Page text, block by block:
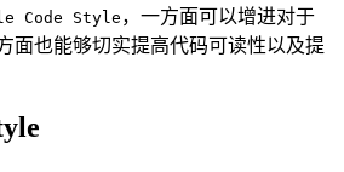
Code Style ，一方面可以增进对于
面也能够切实提高代码可读性以及提